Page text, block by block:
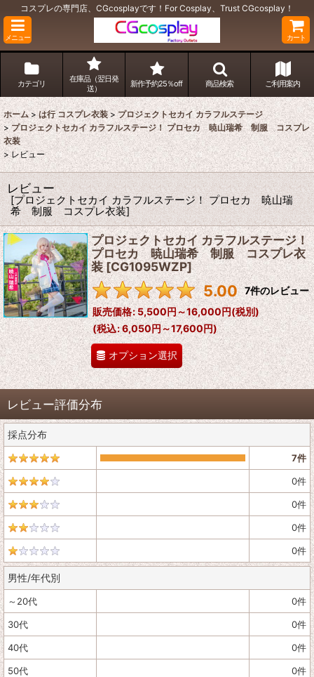
コスプレの専門店、CGcosplayです！For Cosplay、Trust CGcosplay！
メニュー カート
カテゴリ
在庫品（翌日発
送）
新作予約25％off 商品検索 ご利用案内
ホーム > は行 コスプレ衣装 > プロジェクトセカイ カラフルステージ
> プロジェクトセカイ カラフルステージ！ プロセカ 暁山瑞希 制服 コスプレ
衣装
> レビュー
レビュー
[プロジェクトセカイ カラフルステージ！ プロセカ 暁山瑞
希 制服 コスプレ衣装]
プロジェクトセカイ カラフルステージ！
プロセカ 暁山瑞希 制服 コスプレ衣
装[CG1095WZP]
5.00 7件のレビュー
販売価格:5,500円～16,000円(税別)
(税込:6,050円～17,600円)
オプション選択
レビュー評価分布
採点分布
7件
0件
0件
0件
0件
男性/年代別
～20代 0件
30代 0件
40代 0件
50代 0件